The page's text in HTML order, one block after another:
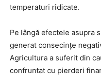
temperaturi ridicate.
Pe lângă efectele asupra
generat consecințe
Agricultura a suferit din
confruntat cu pierderi